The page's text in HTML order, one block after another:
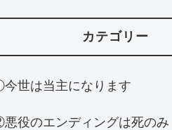
カテゴリー
世は当主になります
役のエンディングは死のみ